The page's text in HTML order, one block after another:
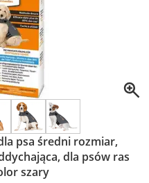
psa średni rozmiar,
dla psów ras
szary